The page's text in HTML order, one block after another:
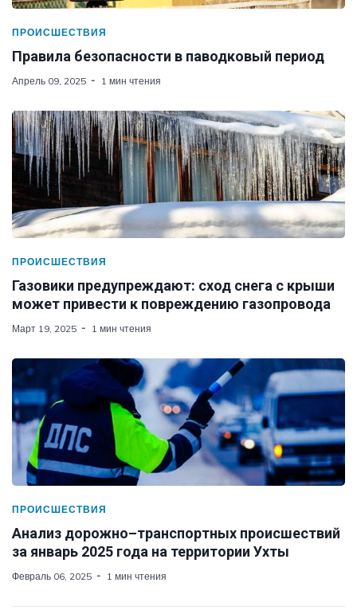
ПРОИСШЕСТВИЯ
Правила безопасности в паводковый период
Апрель 09, 2025 1 мин чтения
ПРОИСШЕСТВИЯ
Газовики предупреждают: сход снега с крыши
может привести к повреждению газопровода
Март 19, 2025 1 мин чтения
ПРОИСШЕСТВИЯ
Анализ дорожно–транспортных происшествий
за январь 2025 года на территории Ухты
Февраль 06, 2025 1 мин чтения